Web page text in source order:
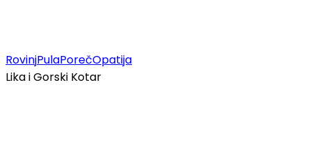
RovinjPulaPorečOpatija
Lika i Gorski Kotar